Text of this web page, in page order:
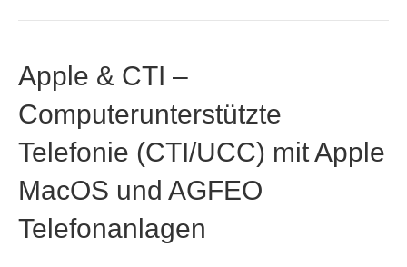
Apple & CTI –
Computerunterstützte
Telefonie (CTI/UCC) mit Apple
MacOS und AGFEO
Telefonanlagen